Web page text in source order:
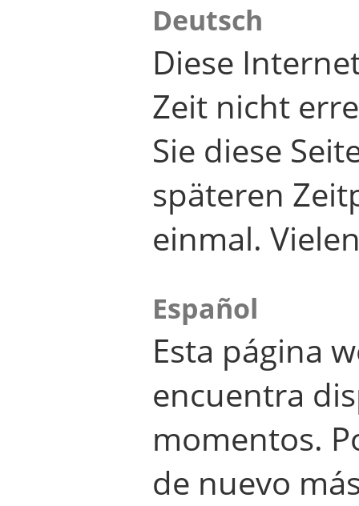
Deutsch
Diese
Zeit nicht
Sie diese
späteren
einmal.
Español
Esta página
encuentra
momentos.
de nuevo